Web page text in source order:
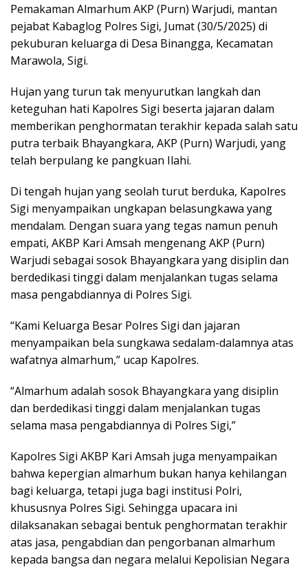
Pemakaman Almarhum AKP (Purn) Warjudi, mantan
pejabat Kabaglog Polres Sigi, Jumat (30/5/2025) di
pekuburan keluarga di Desa Binangga, Kecamatan
Marawola, Sigi.
Hujan yang turun tak menyurutkan langkah dan
keteguhan hati Kapolres Sigi beserta jajaran dalam
memberikan penghormatan terakhir kepada salah satu
putra terbaik Bhayangkara, AKP (Purn) Warjudi, yang
telah berpulang ke pangkuan Ilahi.
Di tengah hujan yang seolah turut berduka, Kapolres
Sigi menyampaikan ungkapan belasungkawa yang
mendalam. Dengan suara yang tegas namun penuh
empati, AKBP Kari Amsah mengenang AKP (Purn)
Warjudi sebagai sosok Bhayangkara yang disiplin dan
berdedikasi tinggi dalam menjalankan tugas selama
masa pengabdiannya di Polres Sigi.
“Kami Keluarga Besar Polres Sigi dan jajaran
menyampaikan bela sungkawa sedalam-dalamnya atas
wafatnya almarhum,” ucap Kapolres.
“Almarhum adalah sosok Bhayangkara yang disiplin
dan berdedikasi tinggi dalam menjalankan tugas
selama masa pengabdiannya di Polres Sigi,”
Kapolres Sigi AKBP Kari Amsah juga menyampaikan
bahwa kepergian almarhum bukan hanya kehilangan
bagi keluarga, tetapi juga bagi institusi Polri,
khususnya Polres Sigi. Sehingga upacara ini
dilaksanakan sebagai bentuk penghormatan terakhir
atas jasa, pengabdian dan pengorbanan almarhum
kepada bangsa dan negara melalui Kepolisian Negara